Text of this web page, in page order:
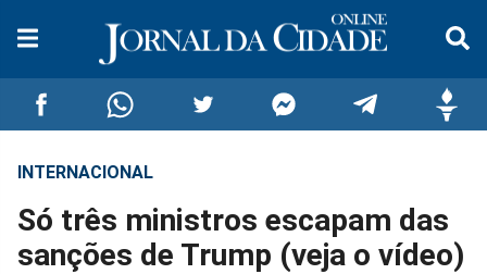
Compartilhar
no
Compartilhar
no
no
no
no
no
INTERNACIONAL
Só três ministros escapam das
sanções de Trump (veja o vídeo)